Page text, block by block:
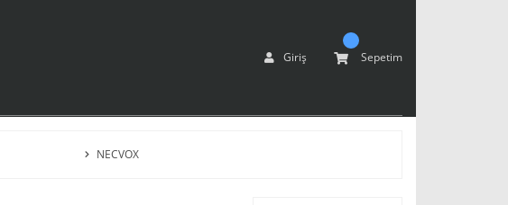
Giriş Sepetim
NECVOX